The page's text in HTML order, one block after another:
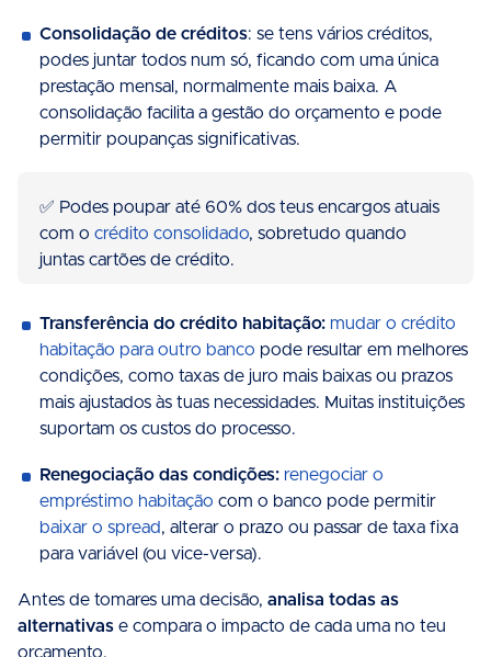
Consolidação de créditos: se tens vários créditos,
podes juntar todos num só, ficando com uma única
prestação mensal, normalmente mais baixa. A
consolidação facilita a gestão do orçamento e pode
permitir poupanças significativas.
✅ Podes poupar até 60% dos teus encargos atuais
com o crédito consolidado, sobretudo quando
juntas cartões de crédito.
Transferência do crédito habitação: mudar o crédito
habitação para outro banco pode resultar em melhores
condições, como taxas de juro mais baixas ou prazos
mais ajustados às tuas necessidades. Muitas instituições
suportam os custos do processo.
Renegociação das condições: renegociar o
empréstimo habitação com o banco pode permitir
baixar o spread, alterar o prazo ou passar de taxa fixa
para variável (ou vice-versa).
Antes de tomares uma decisão, analisa todas as
alternativas e compara o impacto de cada uma no teu
orçamento.